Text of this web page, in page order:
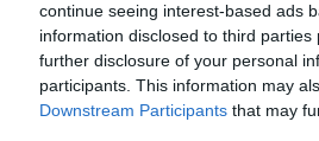
continue seeing interest-based ads
information disclosed to third
further disclosure of your personal
participants. This information may
Downstream Participants that may